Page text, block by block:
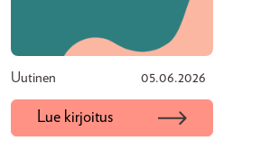
Uutinen 05.06.2026
Lue kirjoitus